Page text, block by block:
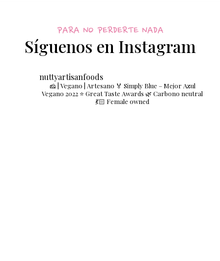
PARA NO PERDERTE NADA
Síguenos en Instagram
nuttyartisanfoods
🧀 | Vegano | Artesano 🏅 Simply Blue – Mejor Azul
Vegano 2022 ⭐️ Great Taste Awards 🌿 Carbono neutral
💃🏻 Female owned